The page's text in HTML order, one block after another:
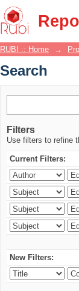
Search
RUBI :: Home →
Search
Filters
Use filters to refine
Current Filters:
New Filters: